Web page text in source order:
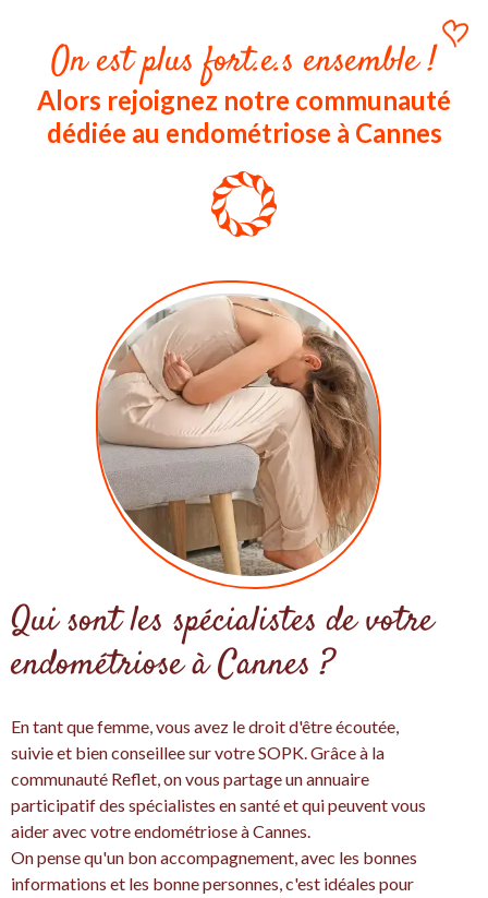
On est plus fort.e.s ensemble !
Alors rejoignez notre communauté
dédiée au endométriose à Cannes
Qui sont les spécialistes de votre
endométriose à Cannes ?
En tant que femme, vous avez le droit d'être écoutée,
suivie et bien conseillee sur votre SOPK. Grâce à la
communauté Reflet, on vous partage un annuaire
participatif des spécialistes en santé et qui peuvent vous
aider avec votre endométriose à Cannes.
On pense qu'un bon accompagnement, avec les bonnes
informations et les bonne personnes, c'est idéales pour